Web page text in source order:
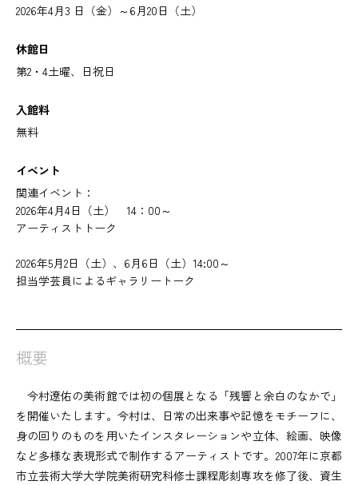
2026年4月3 日（金）～6月20日（土）
休館日
第2・4土曜、日祝日
入館料
無料
イベント
関連イベント：
2026年4月4日（土） 14：00～
アーティストトーク
2026年5月2日（土）、6月6日（土）14:00～
担当学芸員によるギャラリートーク
概要
今村遼佑の美術館では初の個展となる「残響と余白のなかで」
を開催いたします。今村は、日常の出来事や記憶をモチーフに、
身の回りのものを用いたインスタレーションや立体、絵画、映像
など多様な表現形式で制作するアーティストです。2007年に京都
市立芸術大学大学院美術研究科修士課程彫刻専攻を修了後、資生